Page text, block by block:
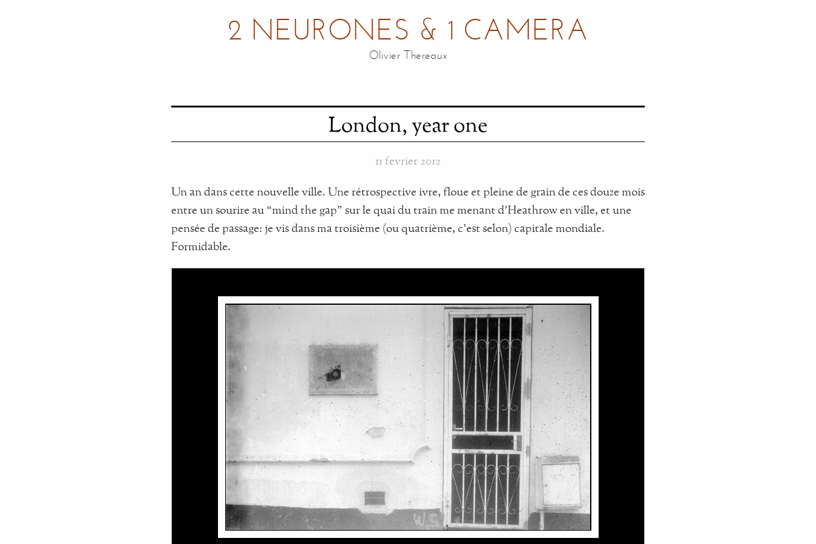
2 NEURONES & 1 CAMERA
Olivier Thereaux
London, year one
11 fevrier 2012
Un an dans cette nouvelle ville. Une rétrospective ivre, floue et pleine de grain de ces douze mois
entre un sourire au “mind the gap” sur le quai du train me menant d'Heathrow en ville, et une
pensée de passage: je vis dans ma troisième (ou quatrième, c'est selon) capitale mondiale.
Formidable.